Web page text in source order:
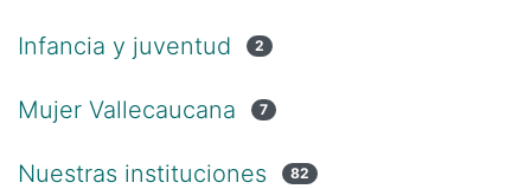
Infancia y juventud 2
Mujer Vallecaucana 7
Nuestras instituciones 82